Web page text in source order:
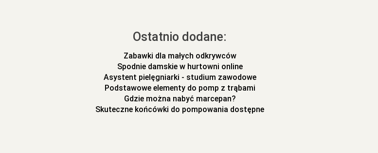
Ostatnio dodane:
Zabawki dla małych odkrywców
Spodnie damskie w hurtowni online
Asystent pielęgniarki - studium zawodowe
Podstawowe elementy do pomp z trąbami
Gdzie można nabyć marcepan?
Skuteczne końcówki do pompowania dostępne